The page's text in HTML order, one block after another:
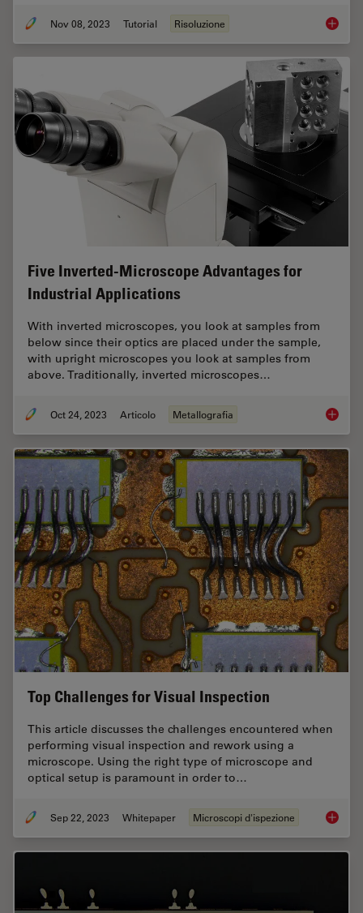
Nov 08, 2023 Tutorial Risoluzione
Five Inverted-Microscope Advantages for
Industrial Applications
With inverted microscopes, you look at samples from
below since their optics are placed under the sample,
with upright microscopes you look at samples from
above. Traditionally, inverted microscopes…
Oct 24, 2023 Articolo Metallografia Five
Top Challenges for Visual Inspection
This article discusses the challenges encountered when
performing visual inspection and rework using a
microscope. Using the right type of microscope and
optical setup is paramount in order to…
Sep 22, 2023 Whitepaper Microscopi d'ispezione Top